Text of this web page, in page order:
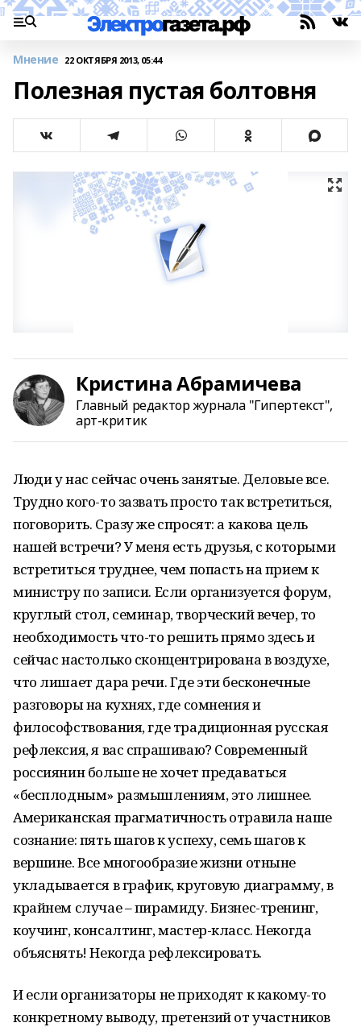
Мнение 22 ОКТЯБРЯ 2013, 05:44
Полезная пустая болтовня
Кристина Абрамичева
Главный редактор журнала "Гипертекст",
арт-критик
Люди у нас сейчас очень занятые. Деловые все.
Трудно кого-то зазвать просто так встретиться,
поговорить. Сразу же спросят: а какова цель
нашей встречи? У меня есть друзья, с которыми
встретиться труднее, чем попасть на прием к
министру по записи. Если организуется форум,
круглый стол, семинар, творческий вечер, то
необходимость что-то решить прямо здесь и
сейчас настолько сконцентрирована в воздухе,
что лишает дара речи. Где эти бесконечные
разговоры на кухнях, где сомнения и
философствования, где традиционная русская
рефлексия, я вас спрашиваю? Современный
россиянин больше не хочет предаваться
«бесплодным» размышлениям, это лишнее.
Американская прагматичность отравила наше
сознание: пять шагов к успеху, семь шагов к
вершине. Все многообразие жизни отныне
укладывается в график, круговую диаграмму, в
крайнем случае – пирамиду. Бизнес-тренинг,
коучинг, консалтинг, мастер-класс. Некогда
объяснять! Некогда рефлексировать.
И если организаторы не приходят к какому-то
конкретному выводу, претензий от участников